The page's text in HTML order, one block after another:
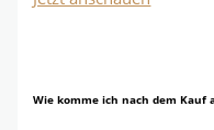
Wie komme ich nach dem Kauf